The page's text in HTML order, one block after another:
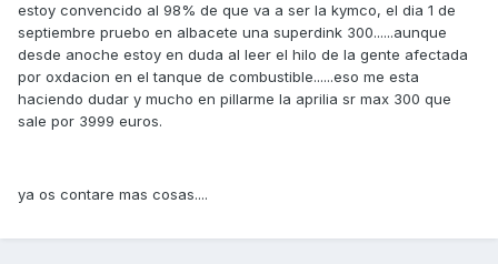
estoy convencido al 98% de que va a ser la kymco, el dia 1 de
septiembre pruebo en albacete una superdink 300......aunque
desde anoche estoy en duda al leer el hilo de la gente afectada
por oxdacion en el tanque de combustible......eso me esta
haciendo dudar y mucho en pillarme la aprilia sr max 300 que
sale por 3999 euros.
ya os contare mas cosas....